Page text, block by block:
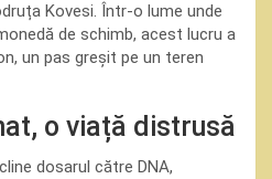
Kovesi. Într-o lume unde
de schimb, acest lucru a
un pas greșit pe un teren
o viață distrusă
dosarul către DNA,